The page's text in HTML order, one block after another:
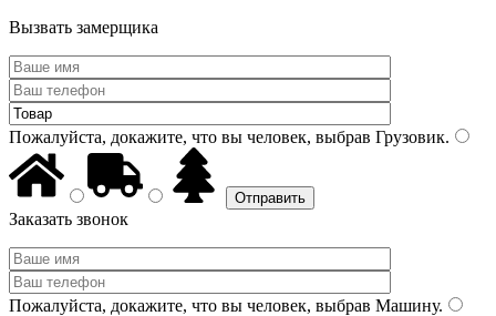
Вызвать замерщика
Пожалуйста, докажите, что вы человек, выбрав Грузовик.
Заказать звонок
Пожалуйста, докажите, что вы человек, выбрав Машину.